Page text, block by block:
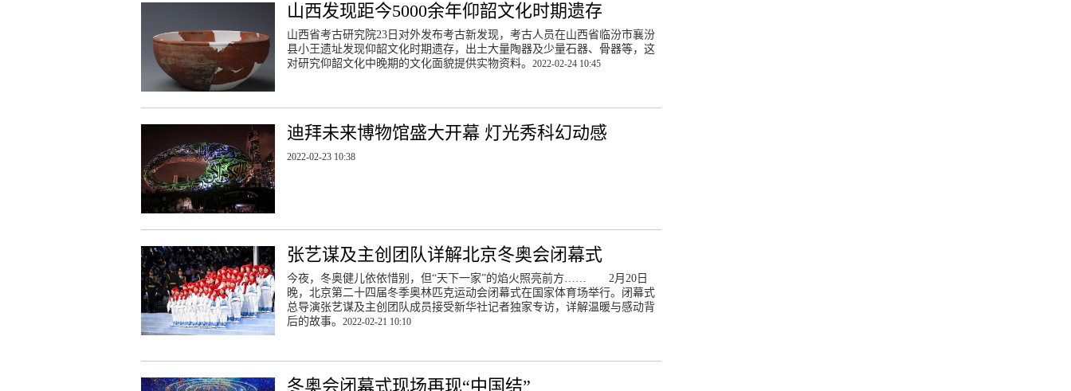
山西发现距今5000余年仰韶文化时期遗存
山西省考古研究院23日对外发布考古新发现，考古人员在山西省临汾市襄汾
县小王遗址发现仰韶文化时期遗存，出土大量陶器及少量石器、骨器等，这
对研究仰韶文化中晚期的文化面貌提供实物资料。2022-02-24 10:45
迪拜未来博物馆盛大开幕 灯光秀科幻动感
2022-02-23 10:38
张艺谋及主创团队详解北京冬奥会闭幕式
今夜，冬奥健儿依依惜别，但“天下一家”的焰火照亮前方…… 2月20日
晚，北京第二十四届冬季奥林匹克运动会闭幕式在国家体育场举行。闭幕式
总导演张艺谋及主创团队成员接受新华社记者独家专访，详解温暖与感动背
后的故事。2022-02-21 10:10
冬奥会闭幕式现场再现“中国结”